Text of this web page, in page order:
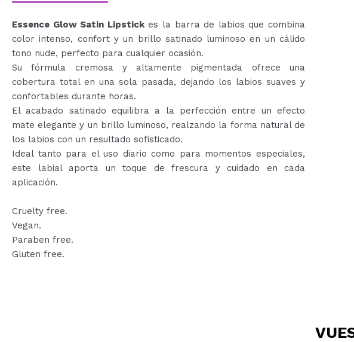
Essence Glow Satin Lipstickes la barra de labios que combina
color intenso, confort y un brillo satinado luminoso en un cálido
tono nude, perfecto para cualquier ocasión.
Su fórmula cremosa y altamente pigmentada ofrece una
cobertura total en una sola pasada, dejando los labios suaves y
confortables durante horas.
El acabado satinado equilibra a la perfección entre un efecto
mate elegante y un brillo luminoso, realzando la forma natural de
los labios con un resultado sofisticado.
Ideal tanto para el uso diario como para momentos especiales,
este labial aporta un toque de frescura y cuidado en cada
aplicación.
Cruelty free.
Vegan.
Paraben free.
Gluten free.